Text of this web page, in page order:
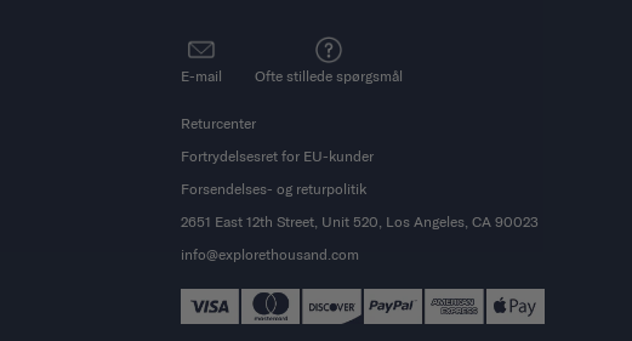
E-mail Ofte stillede spørgsmål
Returcenter
Fortrydelsesret for EU-kunder
Forsendelses- og returpolitik
2651 East 12th Street, Unit 520, Los Angeles, CA 90023
info@explorethousand.com